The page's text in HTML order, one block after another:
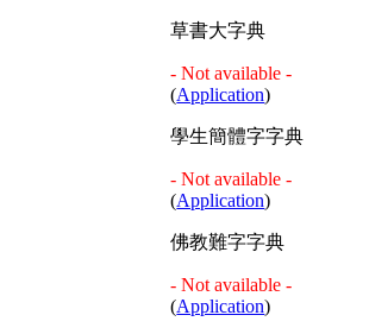
草書大字典
- Not available -
(Application)
學生簡體字字典
- Not available -
(Application)
佛教難字字典
- Not available -
(Application)